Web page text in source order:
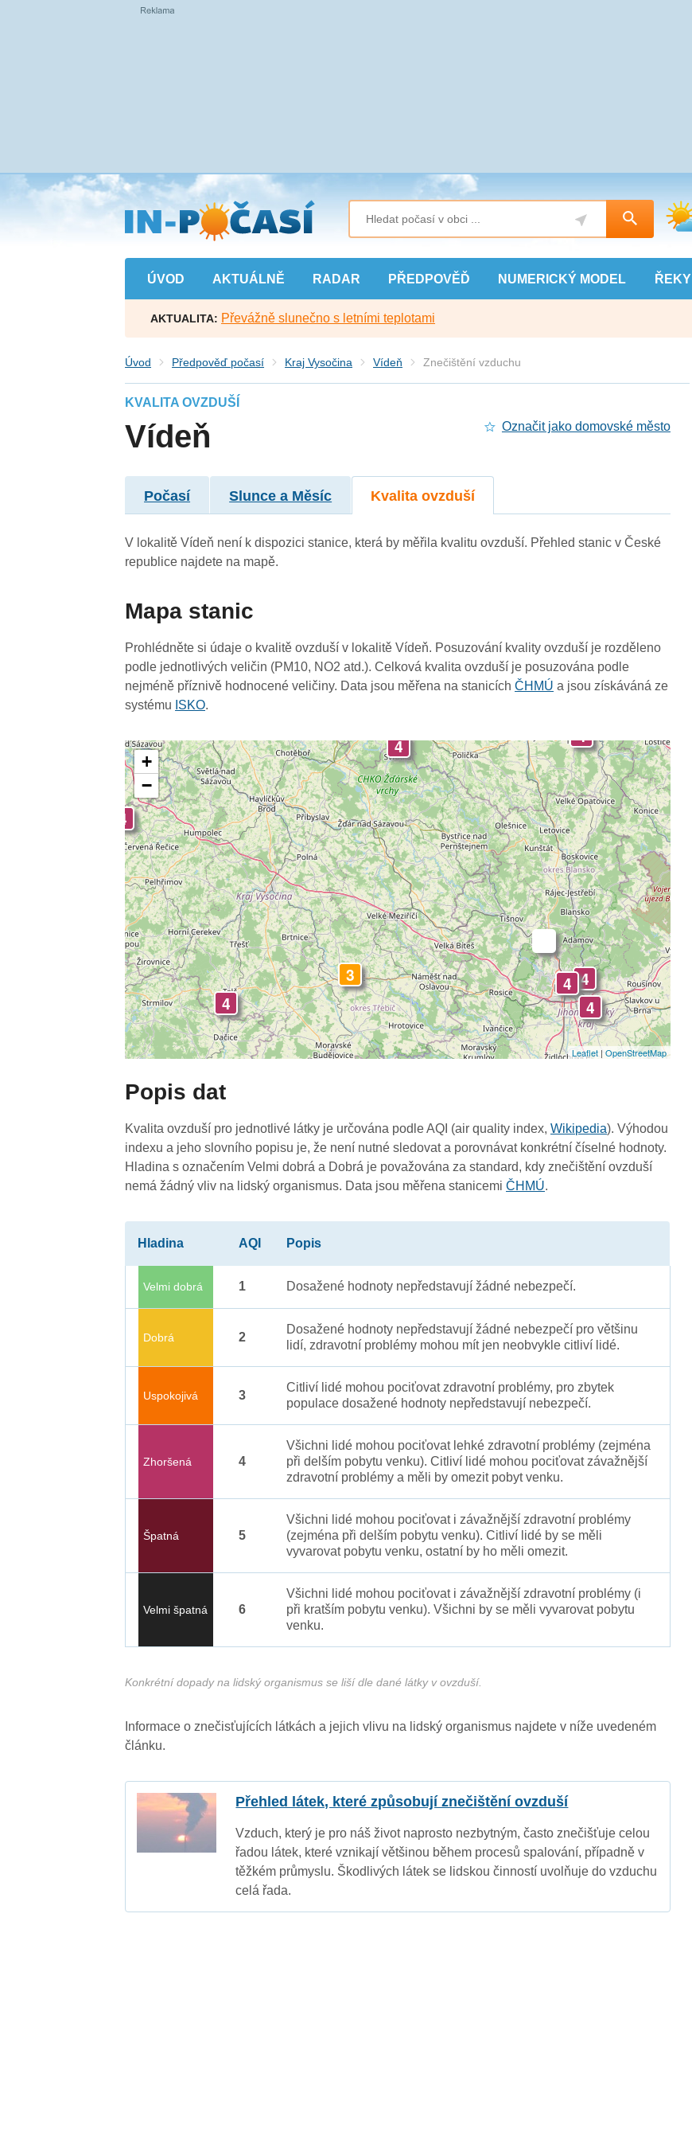
Přejít
na
hlavní
obsah
ÚVOD AKTUÁLNĚ RADAR PŘEDPOVĚĎ NUMERICKÝ MODEL ŘEKY
AKTUALITA: Převážně slunečno s letními teplotami
Úvod Předpověď počasí Kraj Vysočina Vídeň Znečištění vzduchu
KVALITA OVZDUŠÍ
Vídeň Označit jako domovské město
Počasí Slunce a Měsíc Kvalita ovzduší
V lokalitě Vídeň není k dispozici stanice, která by měřila kvalitu ovzduší. Přehled stanic v České
republice najdete na mapě.
Mapa stanic
Prohlédněte si údaje o kvalitě ovzduší v lokalitě Vídeň. Posuzování kvality ovzduší je rozděleno
podle jednotlivých veličin (PM10, NO2 atd.). Celková kvalita ovzduší je posuzována podle
nejméně příznivě hodnocené veličiny. Data jsou měřena na stanicíchČHMÚ a jsou získáváná ze
systému ISKO.
4
3
4
4
4
4
4
0
4
4
4
4
4
4
4
+
−
Leaflet| OpenStreetMap
Popis dat
Kvalita ovzduší pro jednotlivé látky je určována podle AQI (air quality index,Wikipedia). Výhodou
indexu a jeho slovního popisu je, že není nutné sledovat a porovnávat konkrétní číselné hodnoty.
Hladina s označením Velmi dobrá a Dobrá je považována za standard, kdy znečištění ovzduší
nemá žádný vliv na lidský organismus. Data jsou měřena stanicemiČHMÚ.
Hladina AQI Popis
Velmi dobrá 1 Dosažené hodnoty nepředstavují žádné nebezpečí.
Dobrá 2
Dosažené hodnoty nepředstavují žádné nebezpečí pro většinu
lidí, zdravotní problémy mohou mít jen neobvykle citliví lidé.
Uspokojivá 3
Citliví lidé mohou pociťovat zdravotní problémy, pro zbytek
populace dosažené hodnoty nepředstavují nebezpečí.
Zhoršená 4
Všichni lidé mohou pociťovat lehké zdravotní problémy (zejména
při delším pobytu venku). Citliví lidé mohou pociťovat závažnější
zdravotní problémy a měli by omezit pobyt venku.
Špatná 5
Všichni lidé mohou pociťovat i závažnější zdravotní problémy
(zejména při delším pobytu venku). Citliví lidé by se měli
vyvarovat pobytu venku, ostatní by ho měli omezit.
Velmi špatná 6
Všichni lidé mohou pociťovat i závažnější zdravotní problémy (i
při kratším pobytu venku). Všichni by se měli vyvarovat pobytu
venku.
Konkrétní dopady na lidský organismus se liší dle dané látky v ovzduší.
Informace o znečisťujících látkách a jejich vlivu na lidský organismus najdete v níže uvedeném
článku.
Přehled látek, které způsobují znečištění ovzduší
Vzduch, který je pro náš život naprosto nezbytným, často znečišťuje celou
řadou látek, které vznikají většinou během procesů spalování, případně v
těžkém průmyslu. Škodlivých látek se lidskou činností uvolňuje do vzduchu
celá řada.